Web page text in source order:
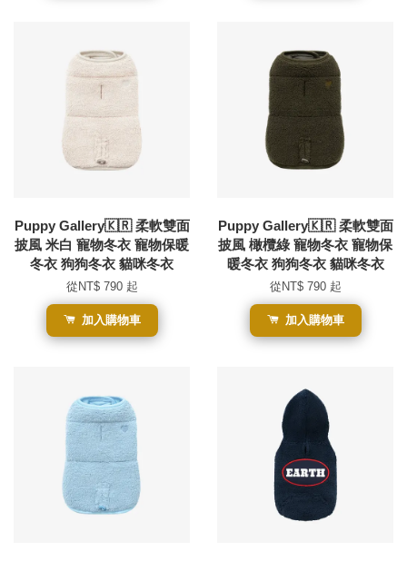
Puppy Gallery🇰🇷 柔軟雙面
披風 米白 寵物冬衣 寵物保暖
冬衣 狗狗冬衣 貓咪冬衣
從 NT$ 790 起
加入購物車
Puppy Gallery🇰🇷 柔軟雙面
披風 橄欖綠 寵物冬衣 寵物保
暖冬衣 狗狗冬衣 貓咪冬衣
從 NT$ 790 起
加入購物車